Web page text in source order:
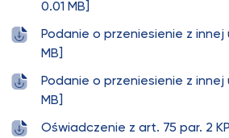
0.01 MB]
Podanie o przeniesienie z innej
MB]
Podanie o przeniesienie z innej
MB]
Oświadczenie z art. 75 par. 2